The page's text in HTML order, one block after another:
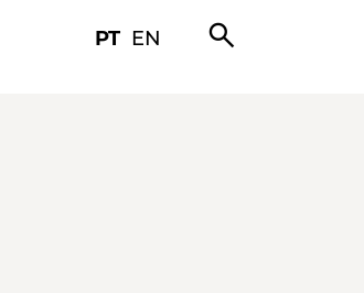
PT EN search